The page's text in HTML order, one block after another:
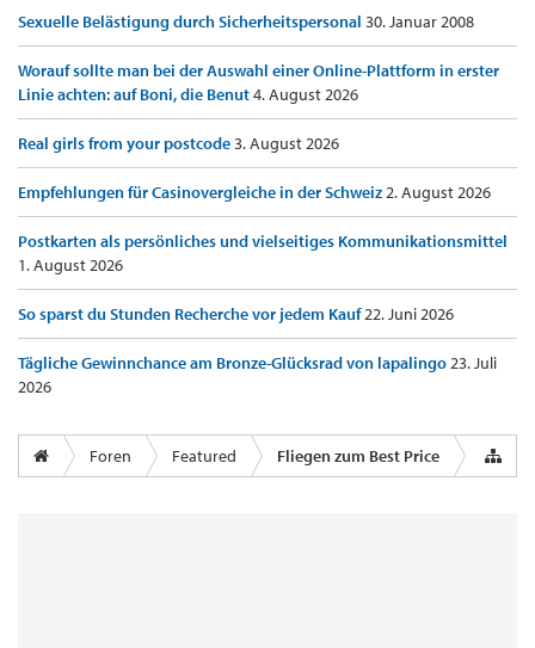
Sexuelle Belästigung durch Sicherheitspersonal 30. Januar 2008
Worauf sollte man bei der Auswahl einer Online-Plattform in erster
Linie achten: auf Boni, die Benut4. August 2026
Real girls from your postcode3. August 2026
Empfehlungen für Casinovergleiche in der Schweiz2. August 2026
Postkarten als persönliches und vielseitiges Kommunikationsmittel
1. August 2026
So sparst du Stunden Recherche vor jedem Kauf22. Juni 2026
Tägliche Gewinnchance am Bronze-Glücksrad von lapalingo23. Juli
2026
Foren Featured Fliegen zum Best Price